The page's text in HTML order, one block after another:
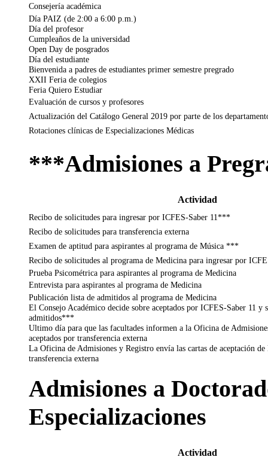
Consejería académica
Día PAIZ (de 2:00 a 6:00 p.m.)
Día del profesor
Cumpleaños de la universidad
Open Day de posgrados
Día del estudiante
Bienvenida a padres de estudiantes primer semestre pregrado
XXII Feria de colegios
Feria Quiero Estudiar
Evaluación de cursos y profesores
Actualización del Catálogo General 2019 por parte de los
Rotaciones clínicas de Especializaciones Médicas
***Admisiones a
Actividad
Recibo de solicitudes para ingresar por ICFES-Saber 11***
Recibo de solicitudes para transferencia externa
Examen de aptitud para aspirantes al programa de Música ***
Recibo de solicitudes al programa de Medicina para ingresar por
Prueba Psicométrica para aspirantes al programa de Medicina
Entrevista para aspirantes al programa de Medicina
Publicación lista de admitidos al programa de Medicina
El Consejo Académico decide sobre aceptados por ICFES-Saber 11 y
admitidos***
Ultimo día para que las facultades informen a la Oficina de
aceptados por transferencia externa
La Oficina de Admisiones y Registro envía las cartas de aceptación de
transferencia externa
Admisiones a
Especializaciones
Actividad